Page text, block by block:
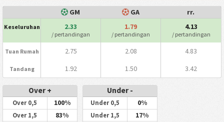
GM GA rr.
Keseluruhan 2.33
/ pertandingan
1.79
/ pertandingan
4.13
/ pertandingan
Tuan Rumah 2.75 2.08 4.83
Tandang 1.92 1.50 3.42
Over +
Over 0,5 100%
Over 1,5 83%
Under -
Under 0,5 0%
Under 1,5 17%